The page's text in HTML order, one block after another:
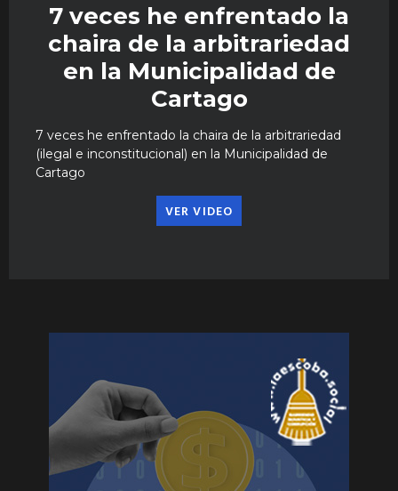
7 veces he enfrentado la
chaira de la arbitrariedad
en la Municipalidad de
Cartago
7 veces he enfrentado la chaira de la arbitrariedad
(ilegal e inconstitucional) en la Municipalidad de
Cartago
VER VIDEO